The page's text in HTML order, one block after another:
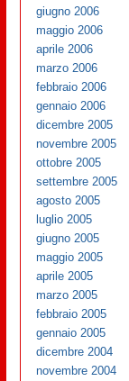
giugno 2006
maggio 2006
aprile 2006
marzo 2006
febbraio 2006
gennaio 2006
dicembre 2005
novembre 2005
ottobre 2005
settembre 2005
agosto 2005
luglio 2005
giugno 2005
maggio 2005
aprile 2005
marzo 2005
febbraio 2005
gennaio 2005
dicembre 2004
novembre 2004